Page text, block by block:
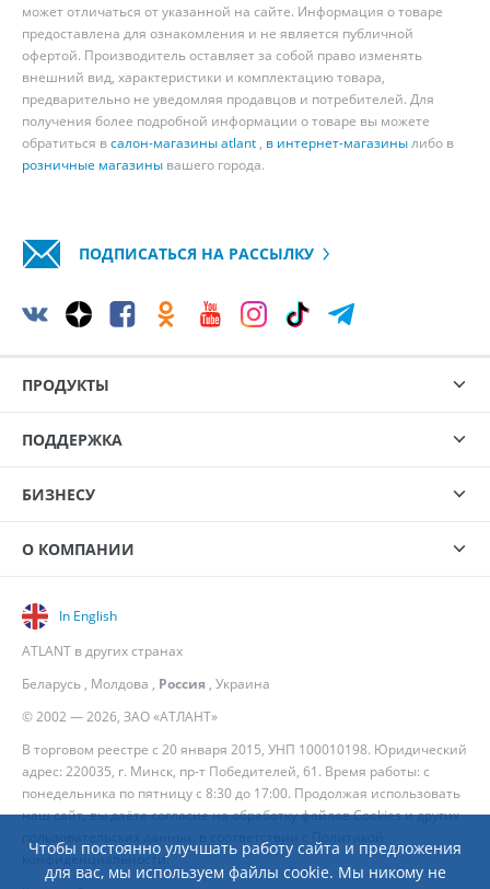
Чтобы постоянно улучшать работу сайта и предложения
для вас, мы используем файлы cookie. Мы никому не
может отличаться от указанной на сайте. Информация о товаре
предоставлена для ознакомления и не является публичной
офертой. Производитель оставляет за собой право изменять
внешний вид, характеристики и комплектацию товара,
предварительно не уведомляя продавцов и потребителей. Для
получения более подробной информации о товаре вы можете
обратиться всалон-магазины atlant , в интернет-магазинылибо в
розничные магазины вашего города.
ПОДПИСАТЬСЯ НА РАССЫЛКУ
ПРОДУКТЫ
ПОДДЕРЖКА
БИЗНЕСУ
О КОМПАНИИ
© 2002 — 2026, ЗАО «АТЛАНТ»
В торговом реестре с 20 января 2015, УНП 100010198. Юридический
адрес: 220035, г. Минск, пр-т Победителей, 61. Время работы: с
понедельника по пятницу с 8:30 до 17:00. Продолжая использовать
наш сайт, вы даёте согласие на обработку файлов Cookies и других
конфиденциальности.
In English
ATLANT в других странах
Беларусь , Молдова , Россия , Украина